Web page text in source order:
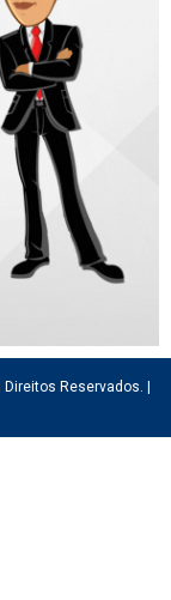
Reservados. |